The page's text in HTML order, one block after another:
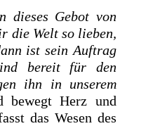
dieses Gebot von
die Welt so lieben,
ist sein Auftrag
bereit für den
ihn in unserem
Herz und
das Wesen des